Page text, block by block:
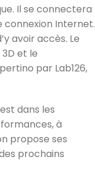
Il se connectera
connexion Internet.
avoir accès. Le
et le
par Lab126,
dans les
à
propose ses
prochains